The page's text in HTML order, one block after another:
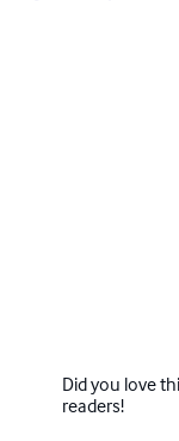
Did you love
readers!